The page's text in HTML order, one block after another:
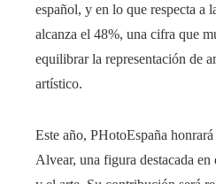
español, y en lo que respecta a
alcanza el 48%, una cifra que
equilibrar la representación de
artístico.
Este año, PHotoEspaña
Alvear, una figura destacada